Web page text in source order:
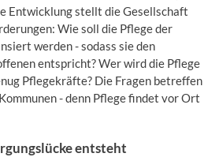
Entwicklung stellt die Gesellschaft
Wie soll die Pflege der
werden - sodass sie den
entspricht? Wer wird die Pflege
Pflegekräfte? Die Fragen betreffen
- denn Pflege findet vor Ort
entsteht